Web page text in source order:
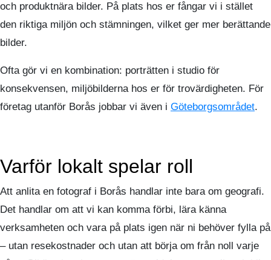
och produktnära bilder. På plats hos er fångar vi i stället
den riktiga miljön och stämningen, vilket ger mer berättande
bilder.
Ofta gör vi en kombination: porträtten i studio för
konsekvensen, miljöbilderna hos er för trovärdigheten. För
företag utanför Borås jobbar vi även i Göteborgsområdet.
Varför lokalt spelar roll
Att anlita en fotograf i Borås handlar inte bara om geografi.
Det handlar om att vi kan komma förbi, lära känna
verksamheten och vara på plats igen när ni behöver fylla på
– utan resekostnader och utan att börja om från noll varje